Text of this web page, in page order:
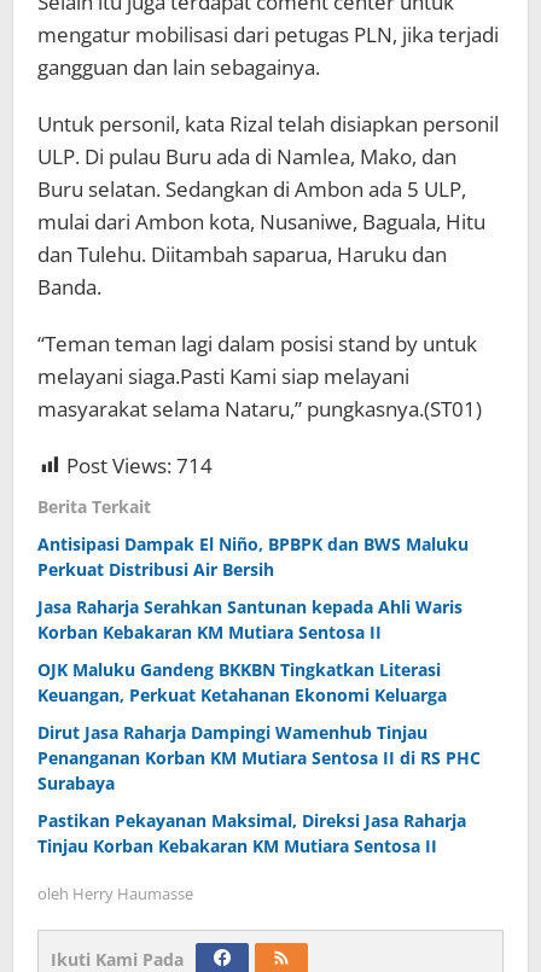
mengatur mobilisasi dari petugas PLN, jika terjadi
gangguan dan lain sebagainya.
Untuk personil, kata Rizal telah disiapkan personil
ULP. Di pulau Buru ada di Namlea, Mako, dan
Buru selatan. Sedangkan di Ambon ada 5 ULP,
mulai dari Ambon kota, Nusaniwe, Baguala, Hitu
dan Tulehu. Diitambah saparua, Haruku dan
Banda.
“Teman teman lagi dalam posisi stand by untuk
melayani siaga.Pasti Kami siap melayani
masyarakat selama Nataru,” pungkasnya.(ST01)
Post Views:714
Berita Terkait
Antisipasi Dampak El Niño, BPBPK dan BWS Maluku
Perkuat Distribusi Air Bersih
Jasa Raharja Serahkan Santunan kepada Ahli Waris
Korban Kebakaran KM Mutiara Sentosa II
OJK Maluku Gandeng BKKBN Tingkatkan Literasi
Keuangan, Perkuat Ketahanan Ekonomi Keluarga
Dirut Jasa Raharja Dampingi Wamenhub Tinjau
Penanganan Korban KM Mutiara Sentosa II di RS PHC
Surabaya
Pastikan Pekayanan Maksimal, Direksi Jasa Raharja
Tinjau Korban Kebakaran KM Mutiara Sentosa II
oleh Herry Haumasse
Ikuti Kami Pada